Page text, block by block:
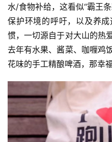
水/食物补给，这看似“霸王
保护环境的呼吁，以及养
惯，一切源自于对大山的热
去年有水果、酱菜、咖喱鸡
花味的手工精酿啤酒，那幸